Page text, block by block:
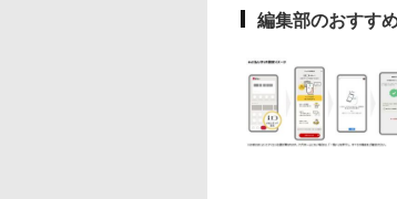
編集部のおすす